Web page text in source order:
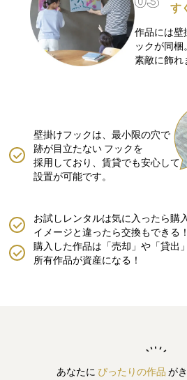
す
作品には壁
ックが同梱
素敵に飾れ
壁掛けフックは、最小限の穴で
跡が目立たない フックを
採用しており、賃貸でも安心して
設置が可能です。
購入した作品は「売却」や「貸出
所有作品が資産になる！
お試しレンタルは気に入ったら購
イメージと違ったら交換もできる！
あなたに ぴったりの作品 が